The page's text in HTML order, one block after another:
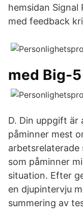
hemsidan
med feedback
med Big-
D. Din uppgift är
påminner mest
som påminner
situation. Efter
en djupintervju
summering av